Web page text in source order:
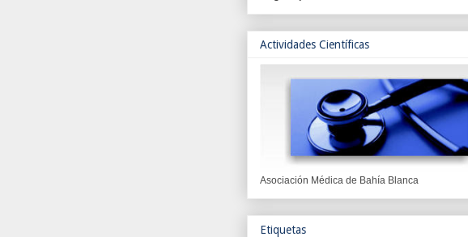
Actividades Científicas
Asociación Médica de Bahía Blanca
Etiquetas